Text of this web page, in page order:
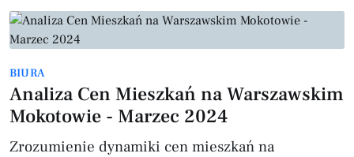
potencjał wzrostu i stabilność rynku. W
niniejszym artykule przedstawimy najważniejsze
Warszawie, zwrócimy uwagę na atrakcyjne
lokalizacje oraz korzyści płynące z wyboru Viva
Invest ja
BIURA
Analiza Cen Mieszkań na Warszawskim
Mokotowie - Marzec 2024
Zrozumienie dynamiki cen mieszkań na